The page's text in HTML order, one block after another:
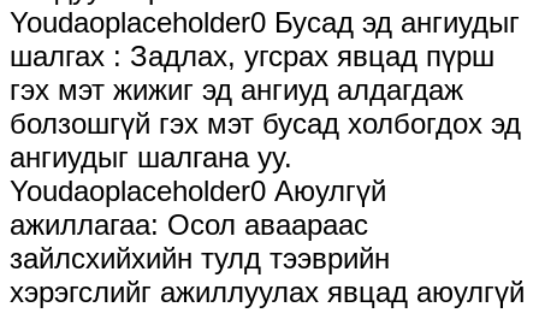
Youdaoplaceholder0 Бусад эд ангиудыг
шалгах ‌: Задлах, угсрах явцад пүрш
гэх мэт жижиг эд ангиуд алдагдаж
болзошгүй гэх мэт бусад холбогдох эд
ангиудыг шалгана уу.
Youdaoplaceholder0 Аюулгүй
ажиллагаа: Осол аваараас
зайлсхийхийн тулд тээврийн
хэрэгслийг ажиллуулах явцад аюулгүй